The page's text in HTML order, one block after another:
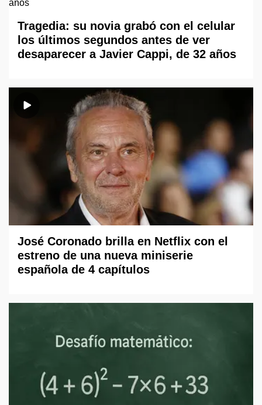
Tragedia: su novia grabó con el celular
los últimos segundos antes de ver
desaparecer a Javier Cappi, de 32 años
José Coronado brilla en Netflix con el
estreno de una nueva miniserie
española de 4 capítulos